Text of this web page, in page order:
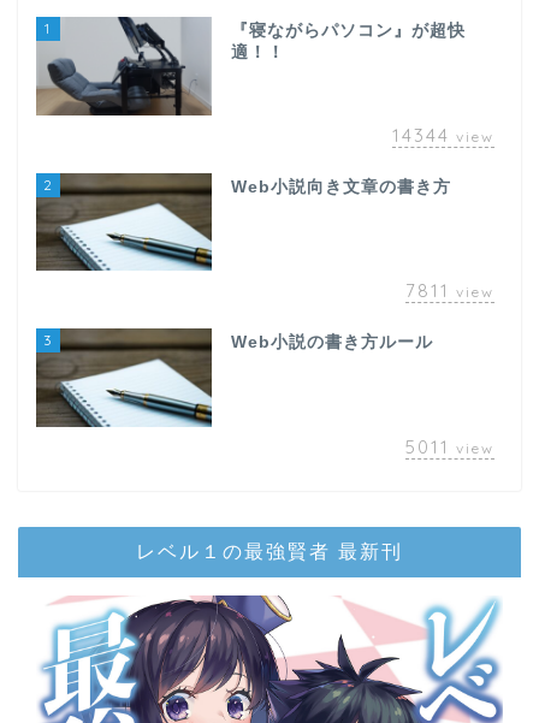
1
『寝ながらパソコン』が超快
適！！
14344 view
2 Web小説向き文章の書き方
7811 view
3 Web小説の書き方ルール
5011 view
レベル１の最強賢者 最新刊